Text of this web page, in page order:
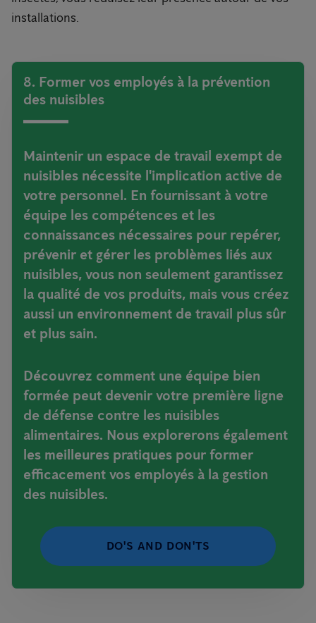
installations.
8. Former vos employés à la prévention
des nuisibles
Maintenir un espace de travail exempt de
nuisibles nécessite l'implication active de
votre personnel. En fournissant à votre
équipe les compétences et les
connaissances nécessaires pour repérer,
prévenir et gérer les problèmes liés aux
nuisibles, vous non seulement garantissez
la qualité de vos produits, mais vous créez
aussi un environnement de travail plus sûr
et plus sain.
Découvrez comment une équipe bien
formée peut devenir votre première ligne
de défense contre les nuisibles
alimentaires. Nous explorerons également
les meilleures pratiques pour former
efficacement vos employés à la gestion
des nuisibles.
DO'S AND DON'TS